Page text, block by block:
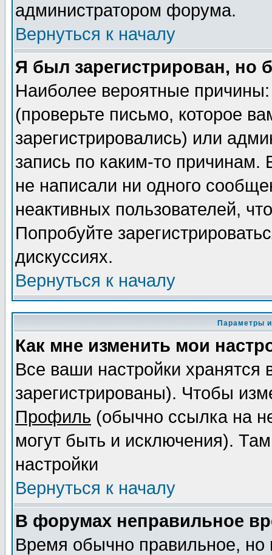
администратором форума.
Вернуться к началу
Я был зарегистрирован, но
Наиболее вероятные
(проверьте письмо, которое
зарегистрировались) или
запись по каким-то
не написали ни одного
неактивных пользователей,
Попробуйте
дискуссиях.
Вернуться к началу
Параметры
Как мне изменить мои
Все ваши настройки
зарегистрированы). Чтобы
Профиль (обычно ссылка на
могут быть и исключения).
настройки
Вернуться к началу
В форумах неправильное
Время обычно правильное,